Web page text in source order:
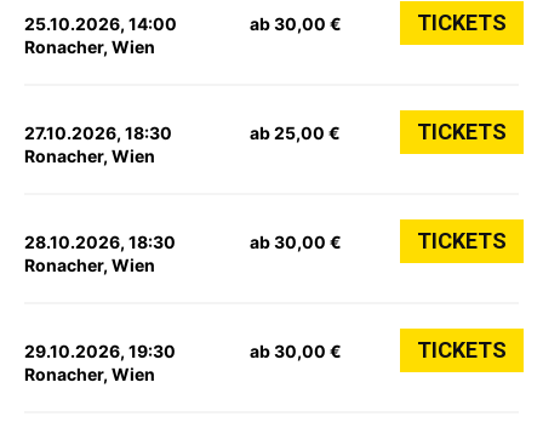
25.10.2026, 14:00
Ronacher, Wien
ab 30,00 € TICKETS
27.10.2026, 18:30
Ronacher, Wien
ab 25,00 € TICKETS
28.10.2026, 18:30
Ronacher, Wien
ab 30,00 € TICKETS
29.10.2026, 19:30
Ronacher, Wien
ab 30,00 € TICKETS